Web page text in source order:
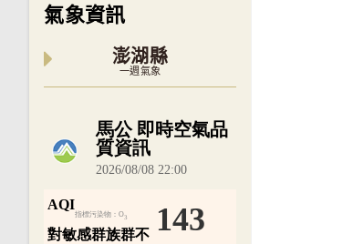
氣象資訊
澎湖縣
一週氣象
內嵌空氣品質小工具為視覺預覽，完